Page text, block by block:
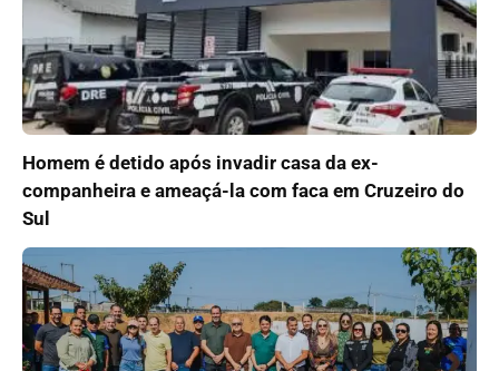
Homem é detido após invadir casa da ex-
companheira e ameaçá-la com faca em Cruzeiro do
Sul